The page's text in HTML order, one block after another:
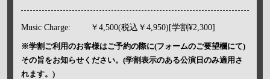
Music Charge: ￥4,500(税込￥4,950)[学割¥2,300]
※学割ご利用のお客様はご予約の際に(フォームのご要望欄にて)
その旨をお知らせください。(学割表示のある公演日のみ適用さ
れます。)